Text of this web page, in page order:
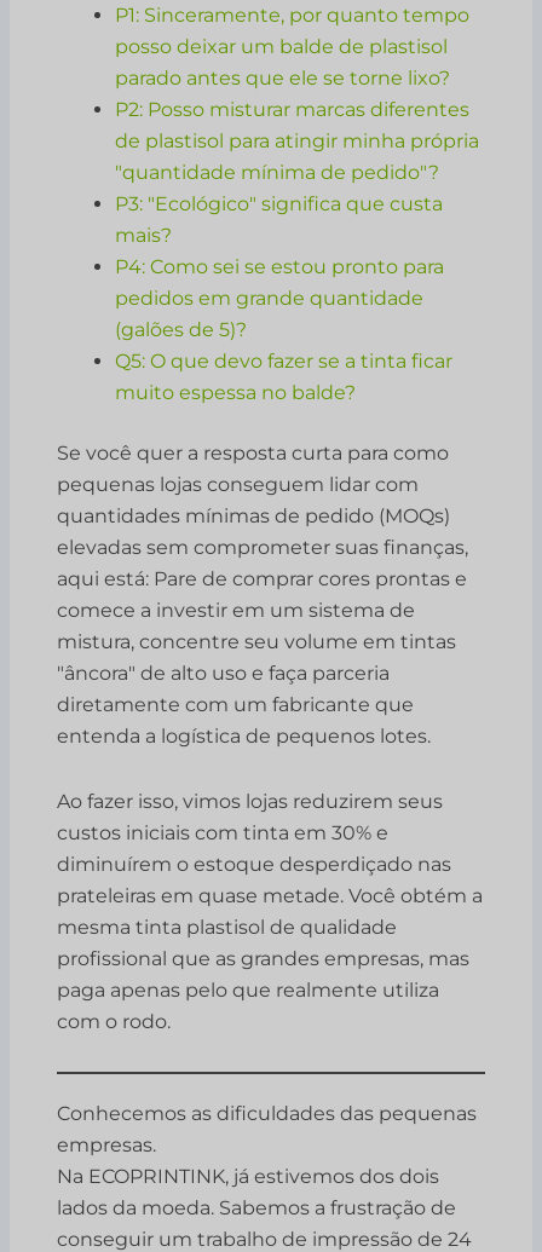
P1: Sinceramente, por quanto tempo
posso deixar um balde de plastisol
parado antes que ele se torne lixo?
P2: Posso misturar marcas diferentes
de plastisol para atingir minha própria
"quantidade mínima de pedido"?
P3: "Ecológico" significa que custa
mais?
P4: Como sei se estou pronto para
pedidos em grande quantidade
(galões de 5)?
Q5: O que devo fazer se a tinta ficar
muito espessa no balde?
Se você quer a resposta curta para como
pequenas lojas conseguem lidar com
quantidades mínimas de pedido (MOQs)
elevadas sem comprometer suas finanças,
aqui está: Pare de comprar cores prontas e
comece a investir em um sistema de
mistura, concentre seu volume em tintas
"âncora" de alto uso e faça parceria
diretamente com um fabricante que
entenda a logística de pequenos lotes.
Ao fazer isso, vimos lojas reduzirem seus
custos iniciais com tinta em 30% e
diminuírem o estoque desperdiçado nas
prateleiras em quase metade. Você obtém a
mesma tinta plastisol de qualidade
profissional que as grandes empresas, mas
paga apenas pelo que realmente utiliza
com o rodo.
Conhecemos as dificuldades das pequenas
empresas.
Na ECOPRINTINK, já estivemos dos dois
lados da moeda. Sabemos a frustração de
conseguir um trabalho de impressão de 24